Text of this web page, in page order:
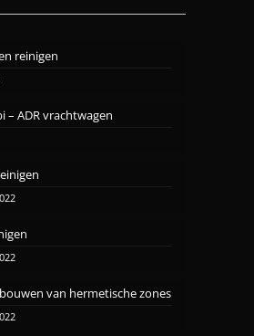
reinigen
– ADR vrachtwagen
van hermetische zones